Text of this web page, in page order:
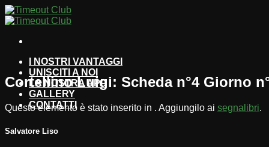
Salta
ai
I NOSTRI VANTAGGI
UNISCITI A NOI
LA NOSTRA APP
GALLERY
CONTATTI
Cortellino Luigi: Scheda n°4 Giorno
Questo elemento è stato inserito in . Aggiungilo ai segnalibri.
Salvatore Liso